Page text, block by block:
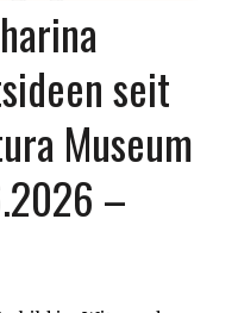
seit
Museum
–